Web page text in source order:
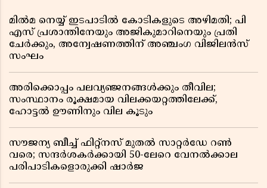
മിൽമ നെയ്യ് ഇടപാടിൽ കോടികളുടെ അഴിമതി; പി
എസ് പ്രശാന്തിനേയും അജികുമാറിനെയും പ്രതി
ചേർക്കും, അന്വേഷണത്തിന് അഞ്ചംഗ വിജിലൻസ്
സംഘം
അരിക്കൊപ്പം പലവ്യഞ്ജനങ്ങൾക്കും തീവില;
സംസ്ഥാനം രൂക്ഷമായ വിലക്കയറ്റത്തിലേക്ക്,
ഹോട്ടൽ ഊണിനും വില കൂടും
സൗജന്യ ബീച്ച് ഫിറ്റ്നസ് മുതൽ സാറ്റർഡേ റൺ
വരെ; സന്ദർശകർക്കായി 50-ലേറെ വേനൽക്കാല
പരിപാടികളൊരുക്കി ഷാർജ